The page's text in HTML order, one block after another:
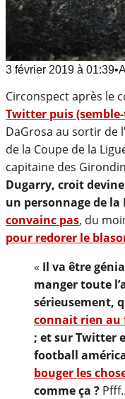
3 février 2019 à 01:39•
Circonspect après le
Twitter puis
DaGrosa au sortir de
de la Coupe de la
capitaine des
Dugarry, croit
un personnage de la
convainc pas, du
pour redorer le
« Il va être
manger toute
sérieusement,
connait rien au
; et sur Twitter
football
bouger les
comme ça ?